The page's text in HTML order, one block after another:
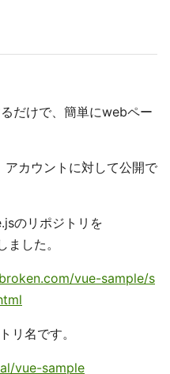
だけで、簡単にwebペー
アカウントに対して公開で
のリポジトリを
した。
vue-sample/s
リ名です。
vue-sample